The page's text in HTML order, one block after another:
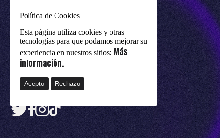
un evento deeurovision-spain.com
Avisos legales
Política de cookies
Política de privacidad
Política de Cookies
Esta página utiliza cookies y otras
tecnologías para que podamos mejorar su
experiencia en nuestros sitios: Más
información.
Acepto Rechazo